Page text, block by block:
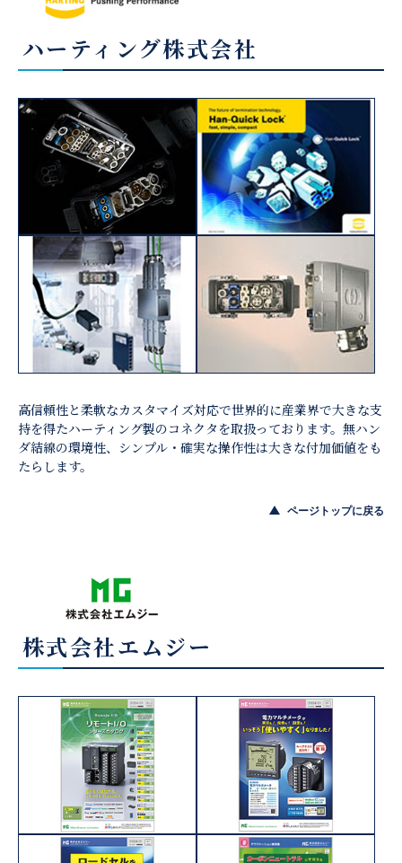
ハーティング株式会社
高信頼性と柔軟なカスタマイズ対応で世界的に産業界で大きな支
持を得たハーティング製のコネクタを取扱っております。無ハン
ダ結線の環境性、シンプル・確実な操作性は大きな付加価値をも
たらします。
ページトップに戻る
株式会社エムジー